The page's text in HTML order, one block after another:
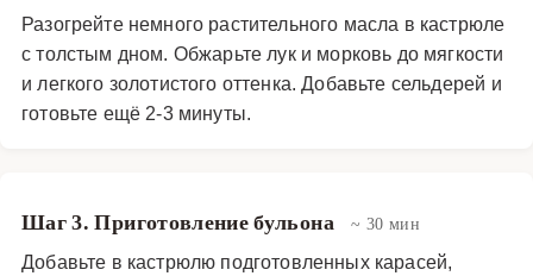
Разогрейте немного растительного масла в кастрюле
с толстым дном. Обжарьте лук и морковь до мягкости
и легкого золотистого оттенка. Добавьте сельдерей и
готовьте ещё 2-3 минуты.
Шаг 3. Приготовление бульона ~ 30 мин
Добавьте в кастрюлю подготовленных карасей,